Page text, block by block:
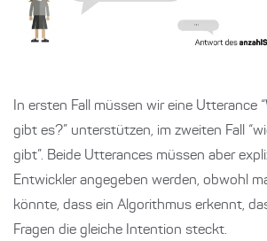
In ersten Fall müssen wir eine Utterance
gibt es?” unterstützen, im zweiten Fall
gibt”. Beide Utterances müssen aber
Entwickler angegeben werden, obwohl
könnte, dass ein Algorithmus erkennt,
Fragen die gleiche Intention steckt.